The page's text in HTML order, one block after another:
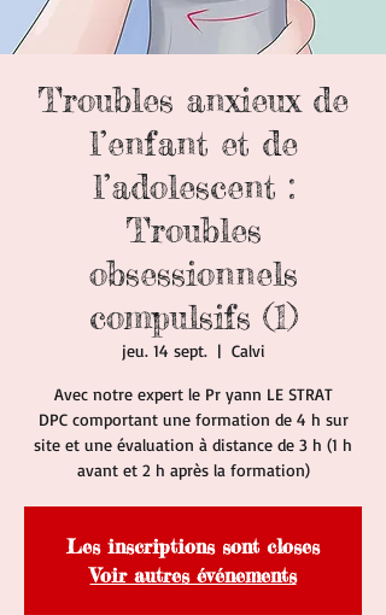
Troubles anxieux de
l’enfant et de
l’adolescent :
Troubles
obsessionnels
compulsifs (1)
jeu. 14 sept.
  |
Calvi
Avec notre expert le Pr yann LE STRAT
DPC comportant une formation de 4 h sur
site et une évaluation à distance de 3 h (1 h
avant et 2 h après la formation)
Les inscriptions sont closes
Voir autres événements